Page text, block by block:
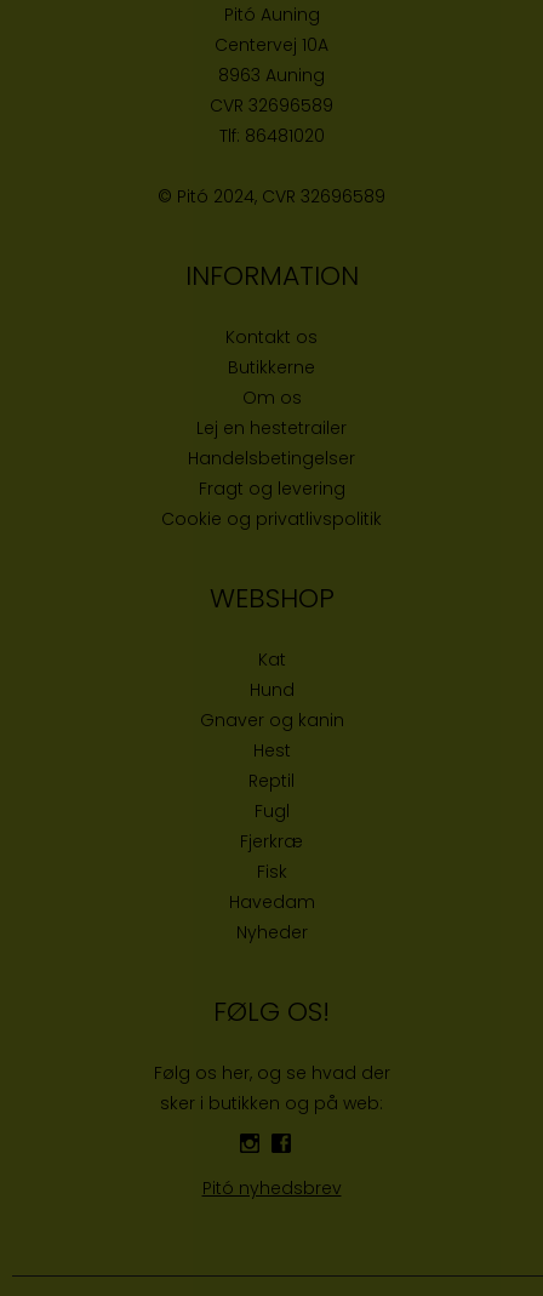
Pitó Auning
Centervej 10A
8963 Auning
CVR 32696589
Tlf: 86481020
© Pitó 2024, CVR 32696589
INFORMATION
Kontakt os
Butikkerne
Om os
Lej en hestetrailer
Handelsbetingelser
Fragt og levering
Cookie og privatlivspolitik
WEBSHOP
Kat
Hund
Gnaver og kanin
Hest
Reptil
Fugl
Fjerkræ
Fisk
Havedam
Nyheder
FØLG OS!
Følg os her, og se hvad der
sker i butikken og på web:
Pitó nyhedsbrev